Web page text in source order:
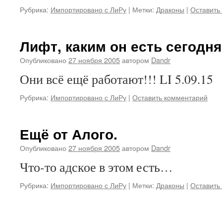
Рубрика: Импортировано с ЛиРу | Метки: Драконы |
Лифт, каким он есть
Опубликовано 27 ноября 2005автором Dandr
Они всё ещё работают!!! LI 5.09.15
Рубрика: Импортировано с ЛиРу | Оставить комментарий
Ещё от Алого.
Опубликовано 27 ноября 2005автором Dandr
Что-то адское в этом есть…
Рубрика: Импортировано с ЛиРу | Метки: Драконы |